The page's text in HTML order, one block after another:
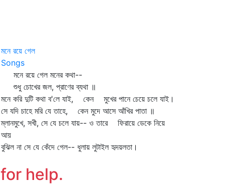
মনে রয়ে গেল
Songs
মনে রয়ে গেল মনের কথা--
শুধু চোখের জল, প্রাণের ব্যথা ॥
মনে করি দুটি কথা ব'লে যাই, কেন মুখের পানে চেয়ে চলে যাই।
সে যদি চাহে মরি যে তাহে, কেন মুদে আসে আঁখির পাতা ॥
ম্লানমুখে, সখী, সে যে চলে যায়-- ও তারে ফিরায়ে ডেকে নিয়ে
আয়
বুঝিল না সে যে কেঁদে গেল-- ধুলায় লুটাইল হৃদয়লতা।
for help.